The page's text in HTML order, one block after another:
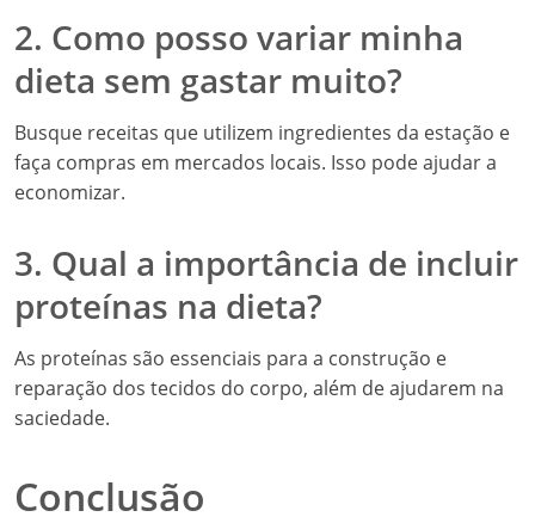
2. Como posso variar minha
dieta sem gastar muito?
Busque receitas que utilizem ingredientes da estação e
faça compras em mercados locais. Isso pode ajudar a
economizar.
3. Qual a importância de incluir
proteínas na dieta?
As proteínas são essenciais para a construção e
reparação dos tecidos do corpo, além de ajudarem na
saciedade.
Conclusão